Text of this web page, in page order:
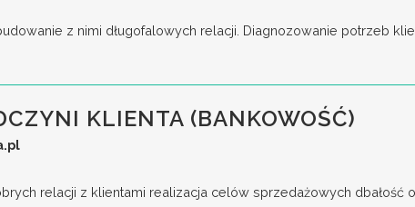
z nimi długofalowych relacji. Diagnozowanie potrzeb
KLIENTA (BANKOWOŚĆ)
relacji z klientami realizacja celów sprzedażowych dbałość